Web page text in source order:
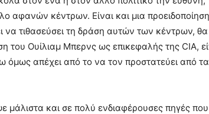
αφανών κέντρων. Είναι και μια προειδοποίηση
να τιθασεύσει τη δράση αυτών των κέντρων, θα
του Ουίλιαμ Μπερνς ως επικεφαλής της CIA,
όμως απέχει από το να τον προστατεύει από τα
μάλιστα και σε πολύ ενδιαφέρουσες πηγές που